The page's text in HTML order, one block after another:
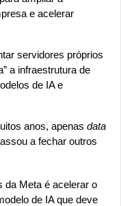
e acelerar
servidores próprios
a infraestrutura de
de IA e
anos, apenas data
a fechar outros
da Meta é acelerar o
de IA que deve